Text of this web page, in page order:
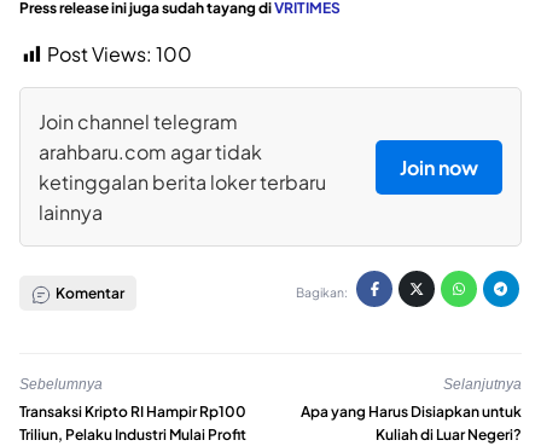
Press release ini juga sudah tayang diVRITIMES
Post Views: 100
Join channel telegram
arahbaru.com agar tidak
ketinggalan berita loker terbaru
lainnya
Join now
Komentar Bagikan:
Sebelumnya
Transaksi Kripto RI Hampir Rp100
Triliun, Pelaku Industri Mulai Profit
Selanjutnya
Apa yang Harus Disiapkan untuk
Kuliah di Luar Negeri?